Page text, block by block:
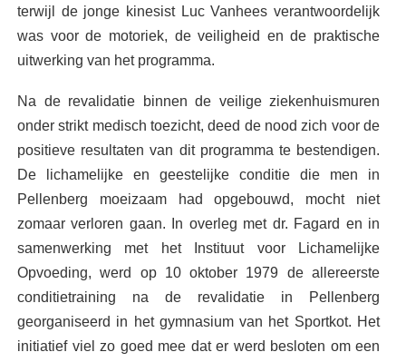
terwijl de jonge kinesist Luc Vanhees verantwoordelijk
was voor de motoriek, de veiligheid en de praktische
uitwerking van het programma.
Na de revalidatie binnen de veilige ziekenhuismuren
onder strikt medisch toezicht, deed de nood zich voor de
positieve resultaten van dit programma te bestendigen.
De lichamelijke en geestelijke conditie die men in
Pellenberg moeizaam had opgebouwd, mocht niet
zomaar verloren gaan. In overleg met dr. Fagard en in
samenwerking met het Instituut voor Lichamelijke
Opvoeding, werd op 10 oktober 1979 de allereerste
conditietraining na de revalidatie in Pellenberg
georganiseerd in het gymnasium van het Sportkot. Het
initiatief viel zo goed mee dat er werd besloten om een